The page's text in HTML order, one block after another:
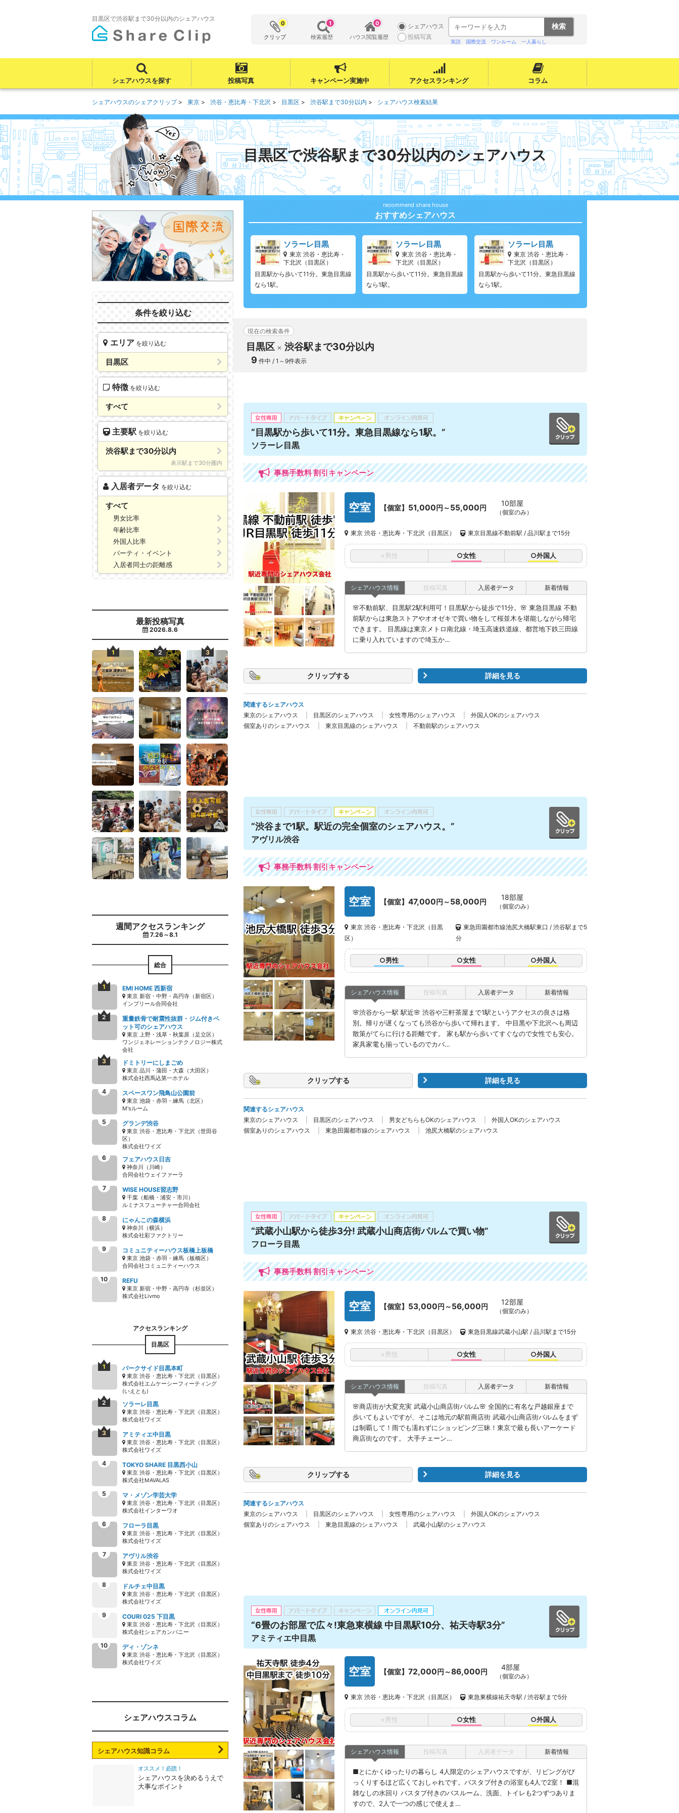
目黒区で渋谷駅まで30分以内のシェアハウス
クリップ
0
検索履歴
1
ハウス閲覧履歴
0
シェアハウス
投稿写真
英語 国際交流 ワンルーム 一人暮らし
シェアハウスを探す 投稿写真 キャンペーン実施中 アクセスランキング コラム
シェアハウスのシェアクリップ 東京 渋谷・恵比寿・下北沢 目黒区 渋谷駅まで30分以内 シェアハウス検索結果
目黒区で渋谷駅まで30分以内のシェアハウス
条件を絞り込む
エリア を絞り込む
目黒区
特徴 を絞り込む
すべて
主要駅 を絞り込む
渋谷駅まで30分以内
表示駅まで30分圏内
入居者データ を絞り込む
すべて
男女比率
年齢比率
外国人比率
パーティ・イベント
入居者同士の距離感
最新投稿写真
2026.8.6
週間アクセスランキング
7.26～8.1
総合
EMI HOME 西新宿
東京 新宿・中野・高円寺（新宿区）
インプリール合同会社
重量鉄骨で耐震性抜群・ジム付きペ
ット可のシェアハウス
東京 上野・浅草・秋葉原（足立区）
ワンジェネレーションテクノロジー株式
会社
ドミトリーにしまごめ
東京 品川・蒲田・大森（大田区）
株式会社西馬込第一ホテル
スペースワン飛鳥山公園前
東京 池袋・赤羽・練馬（北区）
M'sルーム
グランデ渋谷
東京 渋谷・恵比寿・下北沢（世田谷
区）
株式会社ワイズ
フェアハウス日吉
神奈川（川崎）
合同会社ウェイファーラ
WISE HOUSE習志野
千葉（船橋・浦安・市川）
ルミナスフューチャー合同会社
にゃんこの森横浜
神奈川（横浜）
株式会社彩ファクトリー
コミュニティーハウス板橋上板橋
東京 池袋・赤羽・練馬（板橋区）
合同会社コミュニティーハウス
REFU
東京 新宿・中野・高円寺（杉並区）
株式会社Livmo
目黒区
パークサイド目黒本町
東京 渋谷・恵比寿・下北沢（目黒区）
株式会社エムケーシーフィーティング
(いえとも)
ソラーレ目黒
東京 渋谷・恵比寿・下北沢（目黒区）
株式会社ワイズ
アミティエ中目黒
東京 渋谷・恵比寿・下北沢（目黒区）
株式会社ワイズ
TOKYO SHARE 目黒西小山
東京 渋谷・恵比寿・下北沢（目黒区）
株式会社MAVALAS
マ・メゾン学芸大学
東京 渋谷・恵比寿・下北沢（目黒区）
株式会社インターワオ
フローラ目黒
東京 渋谷・恵比寿・下北沢（目黒区）
株式会社ワイズ
アヴリル渋谷
東京 渋谷・恵比寿・下北沢（目黒区）
株式会社ワイズ
ドルチェ中目黒
東京 渋谷・恵比寿・下北沢（目黒区）
株式会社ワイズ
COURI 025 下目黒
東京 渋谷・恵比寿・下北沢（目黒区）
株式会社シェアカンパニー
ディ・ゾンネ
東京 渋谷・恵比寿・下北沢（目黒区）
株式会社ワイズ
シェアハウスコラム
シェアハウス知識コラム
オススメ！必読！
シェアハウスを決めるうえで
大事なポイント
おすすめシェアハウス
ソラーレ目黒
東京 渋谷・恵比寿・
下北沢（目黒区）
目黒駅から歩いて11分。東急目黒線
なら1駅。
ソラーレ目黒
東京 渋谷・恵比寿・
下北沢（目黒区）
目黒駅から歩いて11分。東急目黒線
なら1駅。
ソラーレ目黒
東京 渋谷・恵比寿・
下北沢（目黒区）
目黒駅から歩いて11分。東急目黒線
なら1駅。
現在の検索条件
目黒区 渋谷駅まで30分以内
9 件中 / 1～9件表示
“目黒駅から歩いて11分。東急目黒線なら1駅。”
ソラーレ目黒
事務手数料 割引キャンペーン
空室 【個室】 51,000円～55,000円 10部屋
（個室のみ）
東京 渋谷・恵比寿・下北沢（目黒区） 東京目黒線不動前駅 / 品川駅まで15分
×男性 ○女性 ○外国人
シェアハウス情報
🌸不動前駅、目黒駅2駅利用可！目黒駅から徒歩で11分。🌸 東急目黒線 不動
前駅からは東急ストアやオオゼキで買い物をして桜並木を堪能しながら帰宅
できます。 目黒線は東京メトロ南北線・埼玉高速鉄道線、都営地下鉄三田線
に乗り入れていますので埼玉か…
投稿写真 入居者データ 新着情報
クリップ 詳細を見る
関連するシェアハウス
東京のシェアハウス
目黒区のシェアハウス 女性専用のシェアハウス
外国人OKのシェアハウス
個室ありのシェアハウス
東京目黒線のシェアハウス 不動前駅のシェアハウス
“渋谷まで1駅。駅近の完全個室のシェアハウス。”
アヴリル渋谷
事務手数料 割引キャンペーン
空室 【個室】 47,000円～58,000円 18部屋
（個室のみ）
東京 渋谷・恵比寿・下北沢（目黒
区）
東急田園都市線池尻大橋駅東口 / 渋谷駅まで5
分
○男性 ○女性 ○外国人
シェアハウス情報
🌸渋谷から一駅 駅近🌸 渋谷や三軒茶屋まで1駅というアクセスの良さは格
別。帰りが遅くなっても渋谷から歩いて帰れます。 中目黒や下北沢へも周辺
散策がてらに行ける距離です。 家も駅から歩いてすぐなので女性でも安心。
家具家電も揃っているのでカバ…
投稿写真 入居者データ 新着情報
クリップ 詳細を見る
関連するシェアハウス
東京のシェアハウス
目黒区のシェアハウス 男女どちらもOKのシェアハウス
外国人OKのシェアハウス
個室ありのシェアハウス
東急田園都市線のシェアハウス 池尻大橋駅のシェアハウス
“武蔵小山駅から徒歩3分! 武蔵小山商店街パルムで買い物”
フローラ目黒
事務手数料 割引キャンペーン
空室 【個室】 53,000円～56,000円 12部屋
（個室のみ）
東京 渋谷・恵比寿・下北沢（目黒区） 東急目黒線武蔵小山駅 / 品川駅まで15分
×男性 ○女性 ○外国人
シェアハウス情報
🌸商店街が大変充実 武蔵小山商店街パルム🌸 全国的に有名な戸越銀座まで
歩いてもよいですが、そこは地元の駅前商店街 武蔵小山商店街パルムをまず
は制覇して！雨でも濡れずにショッピング三昧！東京で最も長いアーケード
商店街なのです。 大手チェーン…
投稿写真 入居者データ 新着情報
クリップ 詳細を見る
関連するシェアハウス
東京のシェアハウス
目黒区のシェアハウス 女性専用のシェアハウス
外国人OKのシェアハウス
個室ありのシェアハウス
東急目黒線のシェアハウス 武蔵小山駅のシェアハウス
“6畳のお部屋で広々!東急東横線 中目黒駅10分、祐天寺駅3分”
アミティエ中目黒
空室 【個室】 72,000円～86,000円 4部屋
（個室のみ）
東京 渋谷・恵比寿・下北沢（目黒区） 東急東横線祐天寺駅 / 渋谷駅まで5分
×男性 ○女性 ○外国人
シェアハウス情報
■とにかくゆったりの暮らし 4人限定のシェアハウスですが、リビングがび
っくりするほど広くておしゃれです。バスタブ付きの浴室も4人で2室！ ■混
雑なしの水回り バスタブ付きのバスルーム、洗面、トイレも2つずつありま
すので、2人で一つの感じで使えま…
投稿写真 入居者データ 新着情報